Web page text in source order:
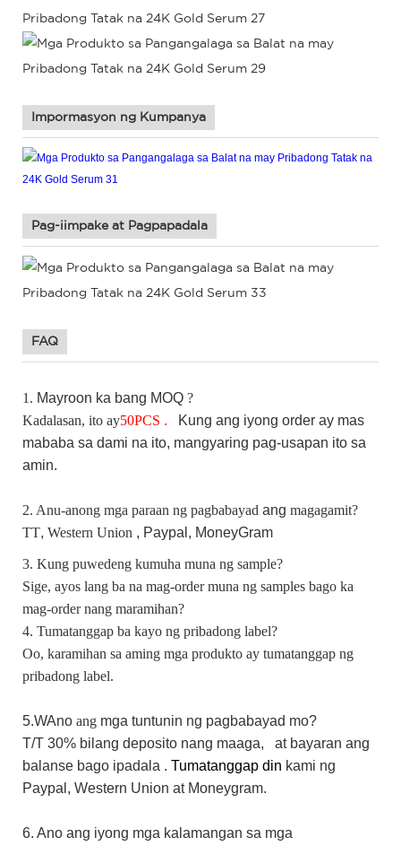
Impormasyon ng Kumpanya
Pag-iimpake at Pagpapadala
FAQ
1. Mayroon ka bang MOQ ?
Kadalasan, ito ay50PCS . Kung ang iyong order ay mas
mababa sa dami na ito, mangyaring pag-usapan ito sa
amin.
2. Anu-anong mga paraan ng pagbabayad ang magagamit?
TT, Western Union , Paypal, MoneyGram
3. Kung puwedeng kumuha muna ng sample?
Sige, ayos lang ba na mag-order muna ng samples bago ka
mag-order nang maramihan?
4. Tumatanggap ba kayo ng pribadong label?
Oo, karamihan sa aming mga produkto ay tumatanggap ng
pribadong label.
5.WAno ang mga tuntunin ng pagbabayad mo?
T/T 30% bilang deposito nang maaga,
at bayaran ang
balanse bago ipadala . Tumatanggap din kami ng
Paypal, Western Union at Moneygram.
6. Ano ang iyong mga kalamangan sa mga